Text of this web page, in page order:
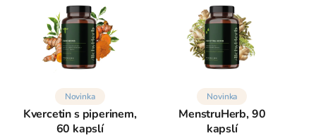
Novinka
Kvercetin s piperinem,
60 kapslí
Novinka
MenstruHerb, 90
kapslí